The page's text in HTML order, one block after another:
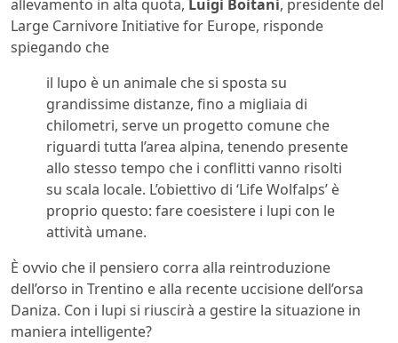
allevamento in alta quota, Luigi Boitani, presidente del
Large Carnivore Initiative for Europe, risponde
spiegando che
il lupo è un animale che si sposta su
grandissime distanze, fino a migliaia di
chilometri, serve un progetto comune che
riguardi tutta l’area alpina, tenendo presente
allo stesso tempo che i conflitti vanno risolti
su scala locale. L’obiettivo di ‘Life Wolfalps’ è
proprio questo: fare coesistere i lupi con le
attività umane.
È ovvio che il pensiero corra alla reintroduzione
dell’orso in Trentino e alla recente uccisione dell’orsa
Daniza. Con i lupi si riuscirà a gestire la situazione in
maniera intelligente?